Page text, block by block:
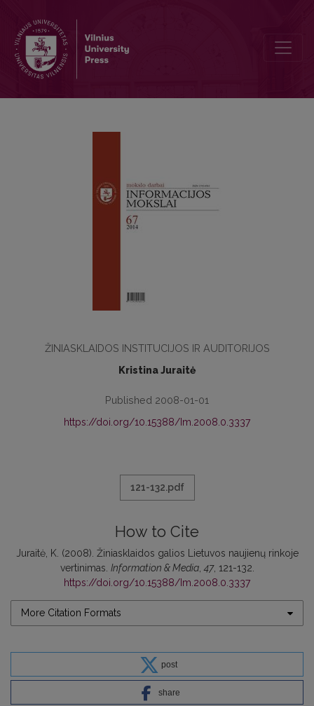
ŽINIASKLAIDOS INSTITUCIJOS IR AUDITORIJOS
Kristina Juraitė
Published 2008-01-01
https://doi.org/10.15388/Im.2008.0.3337
121-132.pdf
How to Cite
Juraitė, K. (2008). Žiniasklaidos galios Lietuvos naujienų rinkoje
vertinimas. Information & Media,47, 121-132.
https://doi.org/10.15388/Im.2008.0.3337
More Citation Formats
post
share